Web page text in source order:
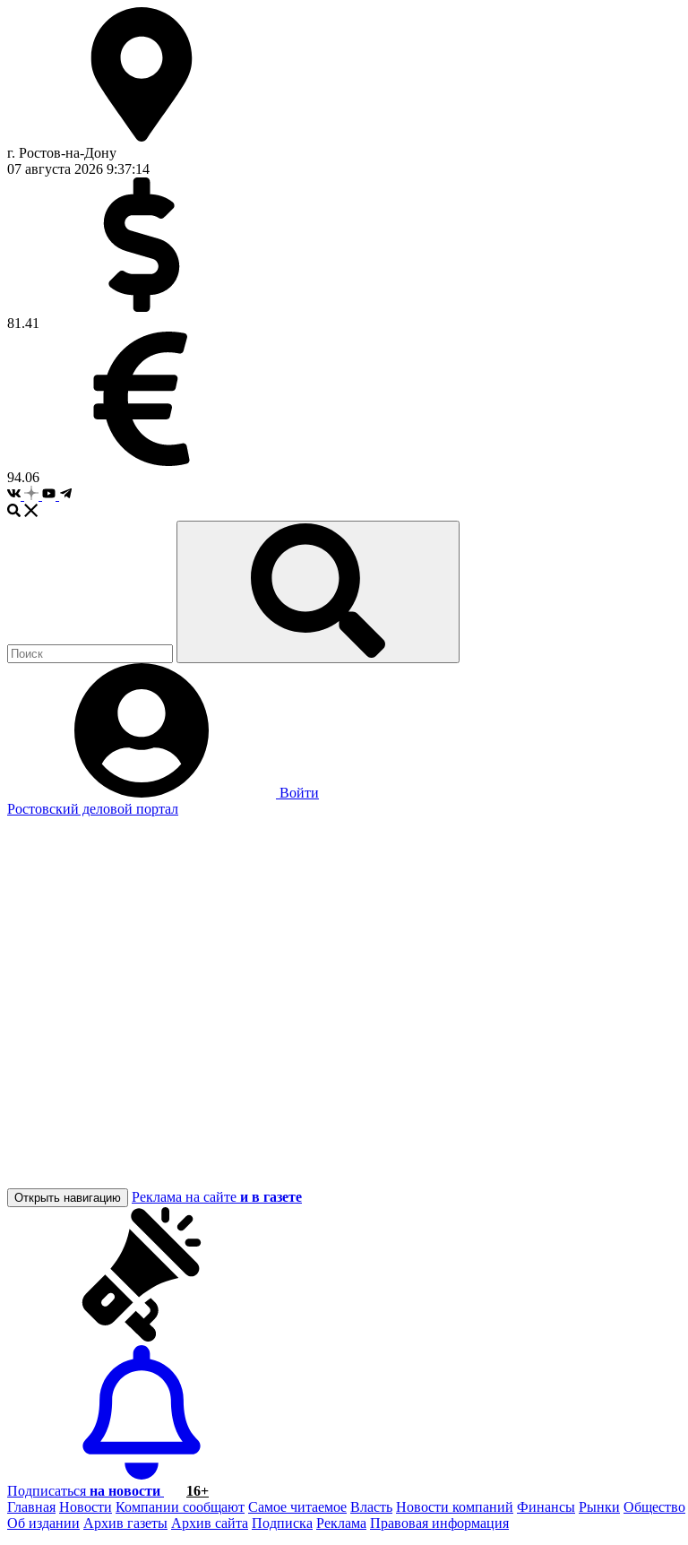
г. Ростов-на-Дону
07 августа 2026 9:37:15
81.41
94.06
Войти
Ростовский деловой портал
Открыть навигацию Реклама на сайте и в газете
Подписаться на новости
16+
Главная Новости Компании сообщают Самое читаемое Власть Новости компаний Финансы Рынки Общество
Об издании Архив газеты Архив сайта Подписка Реклама Правовая информация